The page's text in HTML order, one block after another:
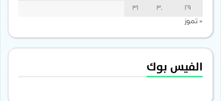
29
30
31
« تموز
الفيس بوك